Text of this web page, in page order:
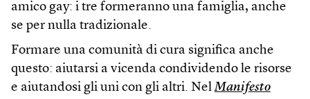
amico gay: i tre formeranno una famiglia, anche
se per nulla tradizionale.
Formare una comunità di cura significa anche
questo: aiutarsi a vicenda condividendo le risorse
e aiutandosi gli uni con gli altri. NelManifesto